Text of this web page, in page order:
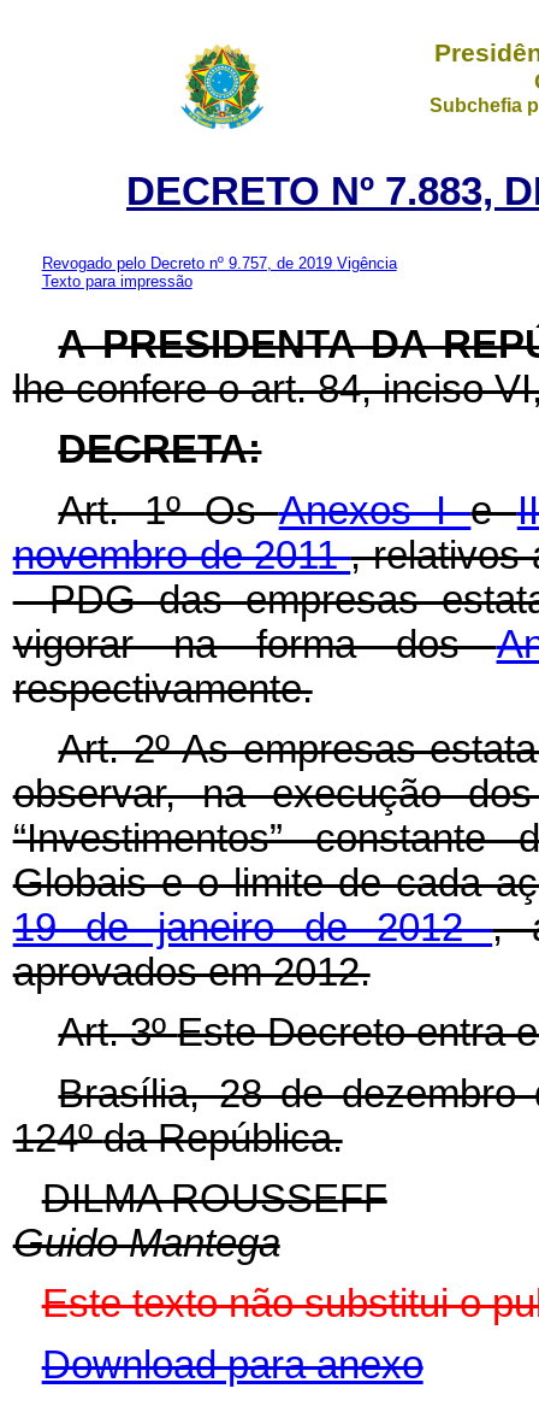
Subchefia
DECRETO Nº 7.883,
Revogado pelo Decreto nº 9.757, de 2019 Vigência
Texto para impressão
A PRESIDENTA DA
lhe confere o art. 84, inciso
DECRETA:
Art. 1ºOsAnexos Ie
novembro de 2011, relativos
- PDG das empresas
vigorar na forma dos
respectivamente.
Art. 2ºAs empresas
observar, na execução
“Investimentos”
Globais e o limite de cada
19 de janeiro de 2012,
aprovados em 2012.
Art. 3ºEste Decreto entra
Brasília, 28 de
124ºda República.
DILMA ROUSSEFF
Guido Mantega
Este texto não substitui o
Download para anexo